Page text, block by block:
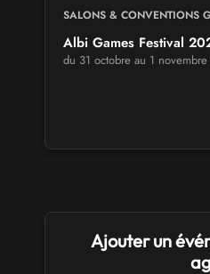
SALONS & CONVENTIONS
Albi Games Festival
du 31 octobre au 1
Virtual Calais - salon
numériques 2026
SALONS & CONVENTIONS
Trolls et Légendes 2027
du 26 au 28 mars 2027 - à
Ajouter un